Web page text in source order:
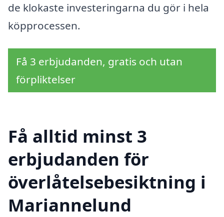
de klokaste investeringarna du gör i hela
köpprocessen.
Få 3 erbjudanden, gratis och utan
förpliktelser
Få alltid minst 3
erbjudanden för
överlåtelsebesiktning i
Mariannelund